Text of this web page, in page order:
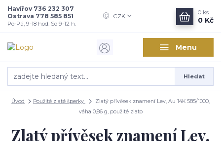
Menu
CZK
Hledat
Havířov 736 232 307
Ostrava 778 585 851
Po-Pá, 9-18 hod. So 9-12 h.
0 ks
0 Kč
Úvod Použité zlaté šperky
Zlatý přívěsek znamení Lev, Au 14K 585/1000,
váha 0,86 g, použité zlato
Zlatý přívěsek znamení Lev,